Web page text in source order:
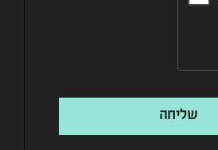
שליחה